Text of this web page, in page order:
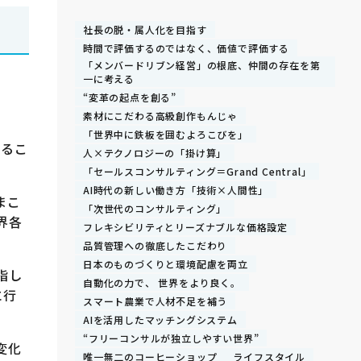
こ
こ
各
し
化
社長の脱・属人化を目指す
時間で評価するのではなく、価値で評価する
「メンバードリブン経営」の根底、仲間の存在を第
一に考える
“変革の起点を創る”
素材にこだわる高級創作もんじゃ
「世界中に鉄板を囲むよろこびを」
人×テクノロジーの「掛け算」
「セールスコンサルティング＝Grand Central」
AI時代の新しい働き方「技術×人間性」
「次世代のコンサルティング」
フレキシビリティとリーズナブルな価格設定
品質管理への徹底したこだわり
日本のものづくりと環境配慮を両立
自動化の力で、 世界をより良く。
スマート農業で人材不足を補う
AIを活用したマッチングシステム
“フリーコンサルが独立しやすい世界”
唯一無二のコーヒーショップ
ライフスタイル